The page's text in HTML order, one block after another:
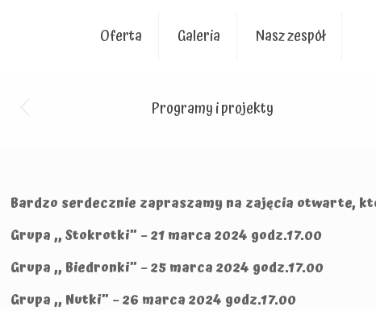
Oferta Galeria Nasz zespół
Programy i projekty
Bardzo serdecznie zapraszamy na zajęcia otwarte,
Grupa ,, Stokrotki” – 21 marca 2024 godz.17.00
Grupa ,, Biedronki” – 25 marca 2024 godz.17.00
Grupa ,, Nutki” – 26 marca 2024 godz.17.00